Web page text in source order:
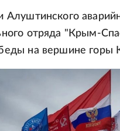
Алуштинского
отряда "Крым-
на вершине горы